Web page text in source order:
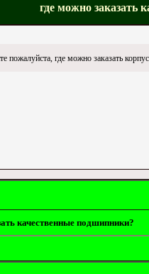
где можно заказать
пожалуйста, где можно заказать
качественные подшипники?